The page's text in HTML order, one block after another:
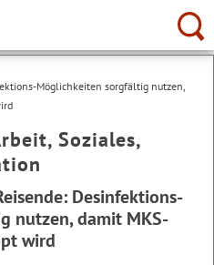
Möglichkeiten sorgfältig nutzen,
Soziales,
Desinfektions-
nutzen, damit MKS-
wird